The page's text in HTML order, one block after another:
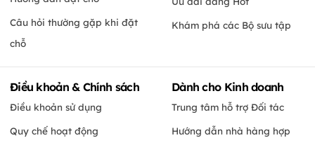
Câu hỏi thường gặp khi đặt
chỗ
Khám phá các Bộ sưu tập
Điều khoản & Chính sách
Điều khoản sử dụng
Quy chế hoạt động
Dành cho Kinh doanh
Trung tâm hỗ trợ Đối tác
Hướng dẫn nhà hàng hợp